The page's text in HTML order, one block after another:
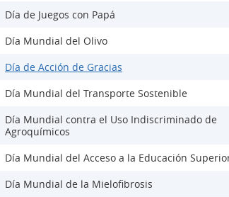
Día de Juegos con Papá
Día Mundial del Olivo
Día de Acción de Gracias
Día Mundial del Transporte Sostenible
Día Mundial contra el Uso Indiscriminado de
Agroquímicos
Día Mundial del Acceso a la Educación
Día Mundial de la Mielofibrosis